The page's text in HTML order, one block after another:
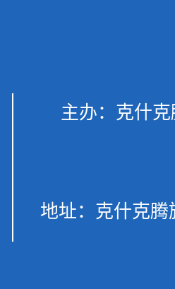
主办：克什
地址：克什